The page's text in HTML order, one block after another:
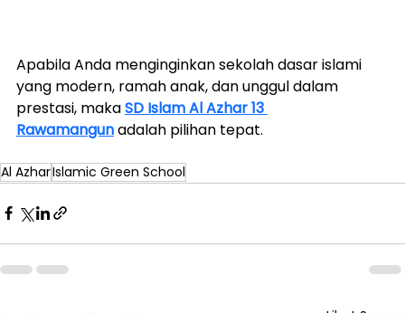
Apabila Anda menginginkan sekolah dasar islami
yang modern, ramah anak, dan unggul dalam
prestasi, maka SD Islam Al Azhar 13
Rawamangun adalah pilihan tepat.
Al AzharIslamic Green School